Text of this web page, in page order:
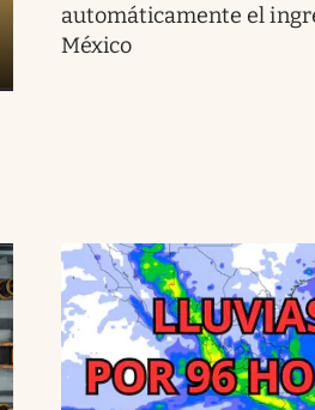
automáticamente el
México